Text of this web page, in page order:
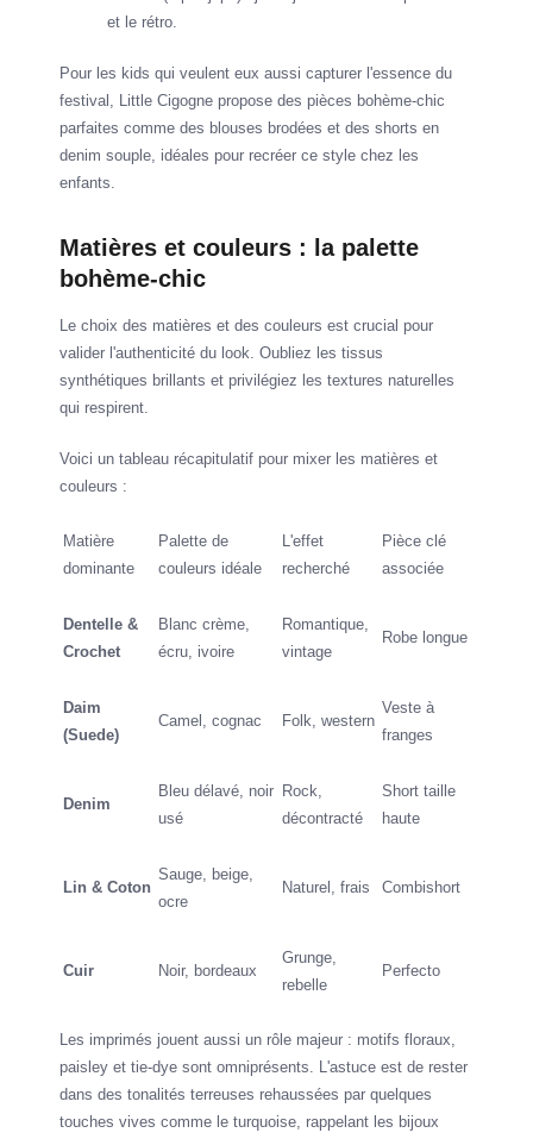
et le rétro.
Pour les kids qui veulent eux aussi capturer l'essence du
festival, Little Cigogne propose des pièces bohème-chic
parfaites comme des blouses brodées et des shorts en
denim souple, idéales pour recréer ce style chez les
enfants.
Matières et couleurs : la palette
bohème-chic
Le choix des matières et des couleurs est crucial pour
valider l'authenticité du look. Oubliez les tissus
synthétiques brillants et privilégiez les textures naturelles
qui respirent.
Voici un tableau récapitulatif pour mixer les matières et
couleurs :
Matière
dominante
Palette de
couleurs idéale
L'effet
recherché
Pièce clé
associée
Dentelle &
Crochet
Blanc crème,
écru, ivoire
Romantique,
vintage
Robe longue
Daim
(Suede)
Camel, cognac Folk, western
Veste à
franges
Denim
Bleu délavé, noir
usé
Rock,
décontracté
Short taille
haute
Lin & Coton
Sauge, beige,
ocre
Naturel, frais Combishort
Cuir Noir, bordeaux
Grunge,
rebelle
Perfecto
Les imprimés jouent aussi un rôle majeur : motifs floraux,
paisley et tie-dye sont omniprésents. L'astuce est de rester
dans des tonalités terreuses rehaussées par quelques
touches vives comme le turquoise, rappelant les bijoux